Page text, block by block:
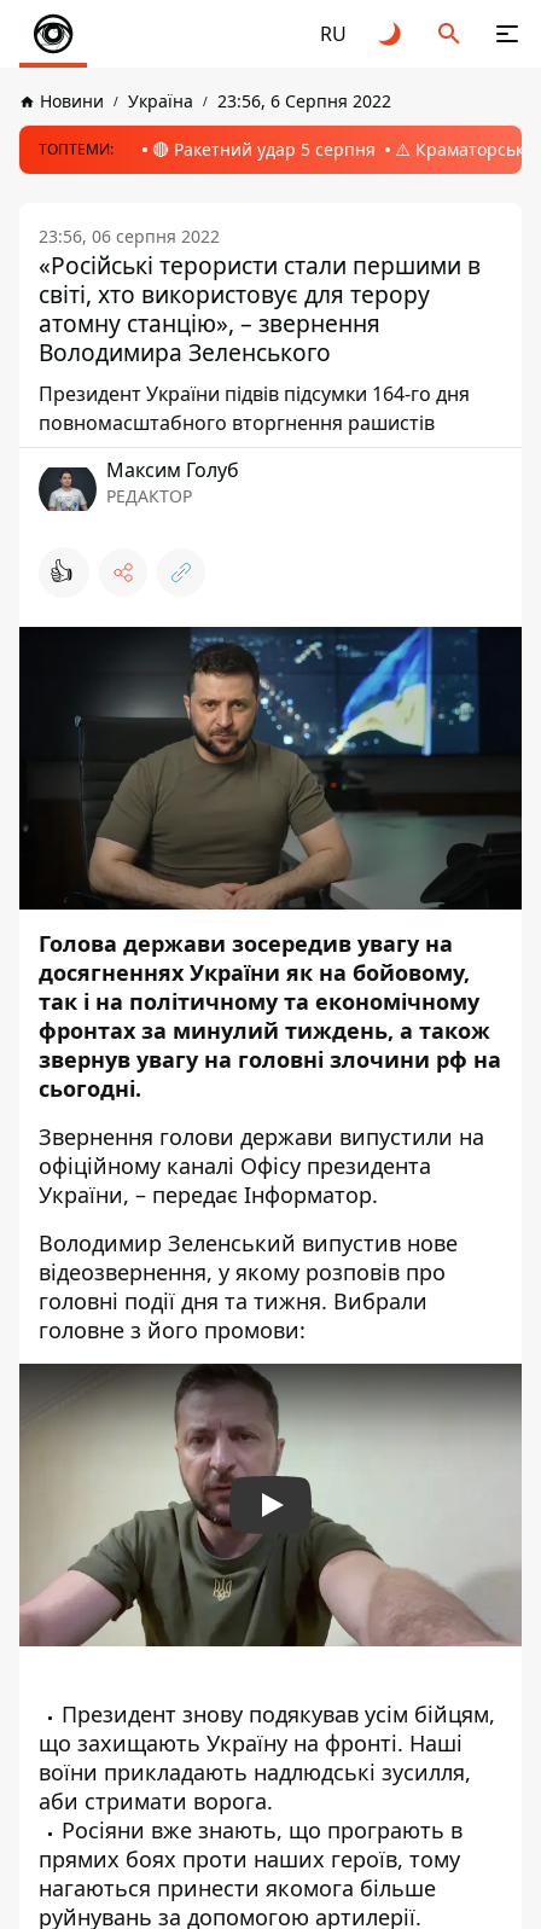
RU
Новини Україна 23:56, 6 Серпня 2022
ТОПТЕМИ: 🔴 Ракетний удар 5 серпня ⚠️ Краматорськ,
23:56, 06 серпня 2022
«Російські терористи стали першими в
світі, хто використовує для терору
атомну станцію», – звернення
Володимира Зеленського
Президент України підвів підсумки 164-го дня
повномасштабного вторгнення рашистів
Максим Голуб
РЕДАКТОР
👍
Голова держави зосередив увагу на
досягненнях України як на бойовому,
так і на політичному та економічному
фронтах за минулий тиждень, а також
звернув увагу на головні злочини рф на
сьогодні.
Звернення голови держави випустили на
офіційному каналі Офісу президента
України, – передає Інформатор.
Володимир Зеленський випустив нове
відеозвернення, у якому розповів про
головні події дня та тижня. Вибрали
головне з його промови:
Play
Президент знову подякував усім бійцям,
що захищають Україну на фронті. Наші
воїни прикладають надлюдські зусилля,
аби стримати ворога.
Росіяни вже знають, що програють в
прямих боях проти наших героїв, тому
нагаються принести якомога більше
руйнувань за допомогою артилерії.